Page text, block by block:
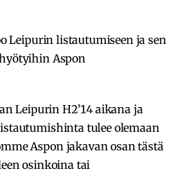
Leipurin listautumiseen ja sen
Aspon
Leipurin H2’14 aikana ja
tulee olemaan
Aspon jakavan osan tästä
osinkoina tai